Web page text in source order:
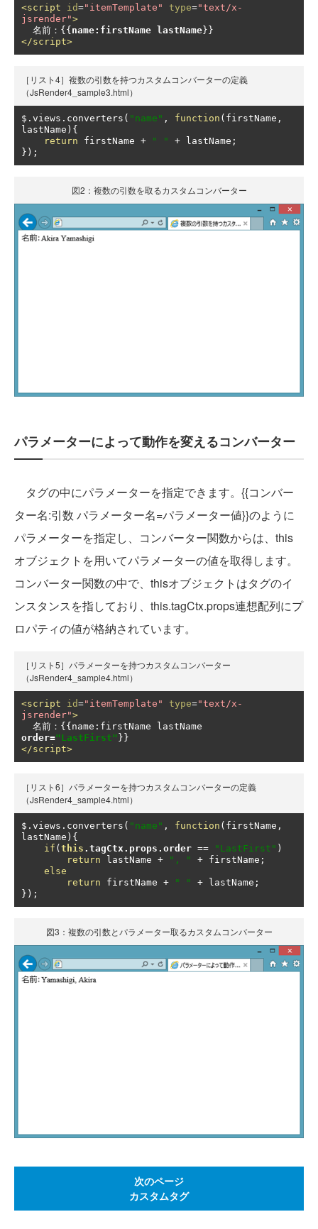
<script id="itemTemplate" type="text/x-
jsrender">
名前：{{ name: firstName lastName }}
</script>
［リスト4］複数の引数を持つカスタムコンバーターの定義
（JsRender4_sample3.html）
$ . views . converters ( "name" , function ( firstName ,
lastName ){
return firstName + " " + lastName ;
});
図2：複数の引数を取るカスタムコンバーター
パラメーターによって動作を変えるコンバーター
タグの中にパラメーターを指定できます。{{コンバー
ター名:引数 パラメーター名=パラメーター値}}のように
パラメーターを指定し、コンバーター関数からは、this
オブジェクトを用いてパラメーターの値を取得します。
コンバーター関数の中で、thisオブジェクトはタグのイ
ンスタンスを指しており、this.tagCtx.props連想配列にプ
ロパティの値が格納されています。
［リスト5］パラメーターを持つカスタムコンバーター
（JsRender4_sample4.html）
<script id="itemTemplate" type="text/x-
jsrender">
名前：{{ name :
order="LastFirst" }}
</script>
［リスト6］パラメーターを持つカスタムコンバーターの定義
（JsRender4_sample4.html）
$ . views . converters ( "name" , function ( firstName ,
lastName ){
if ( this . tagCtx. props . order == "LastFirst" )
return lastName + ", " + firstName ;
else
return firstName + " " + lastName ;
});
図3：複数の引数とパラメーター取るカスタムコンバーター
次のページ
カスタムタグ